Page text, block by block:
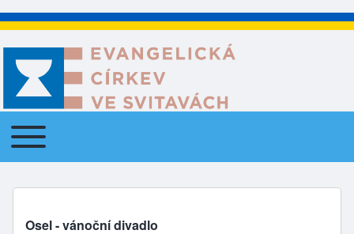
Main navigation
Toggle main menu
Osel - vánoční divadlo